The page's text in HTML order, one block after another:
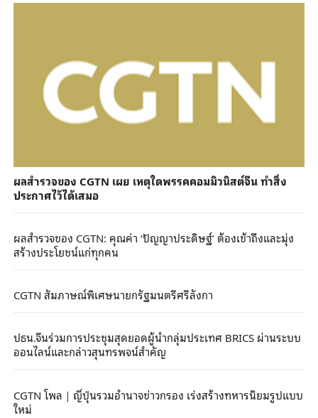
ผลสำรวจของ CGTN เผย เหตุใดพรรคคอมมิวนิสต์จีน ทำสิ่ง
ประกาศไว้ได้เสมอ
ผลสำรวจของ CGTN: คุณค่า ‘ปัญญาประดิษฐ์’ ต้องเข้าถึงและมุ่ง
สร้างประโยชน์แก่ทุกคน
CGTN สัมภาษณ์พิเศษนายกรัฐมนตรีศรีลังกา
ปธน.จีนร่วมการประชุมสุดยอดผู้นำกลุ่มประเทศ BRICS ผ่านระบบ
ออนไลน์และกล่าวสุนทรพจน์สำคัญ
CGTN โพล｜ญี่ปุ่นรวมอำนาจข่าวกรอง เร่งสร้างทหารนิยมรูปแบบ
ใหม่